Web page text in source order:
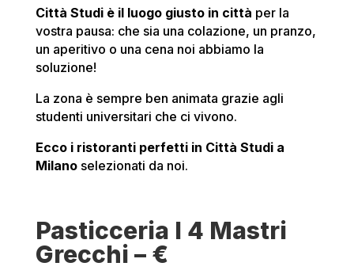
Città Studi è il luogo giusto in città per la
vostra pausa: che sia una colazione, un pranzo,
un aperitivo o una cena noi abbiamo la
soluzione!
La zona è sempre ben animata grazie agli
studenti universitari che ci vivono.
Ecco i ristoranti perfetti in Città Studi a
Milanoselezionati da noi.
Pasticceria I 4 Mastri
Grecchi – €